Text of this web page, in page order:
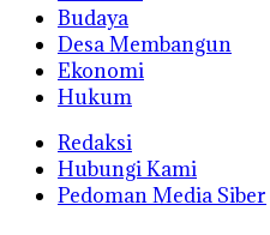
Budaya
Desa Membangun
Ekonomi
Hukum
Redaksi
Hubungi Kami
Pedoman Media Siber